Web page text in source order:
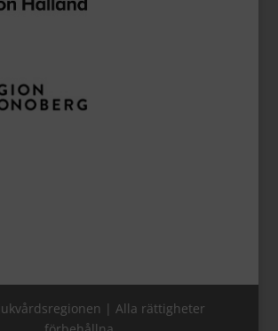
| Alla rättigheter